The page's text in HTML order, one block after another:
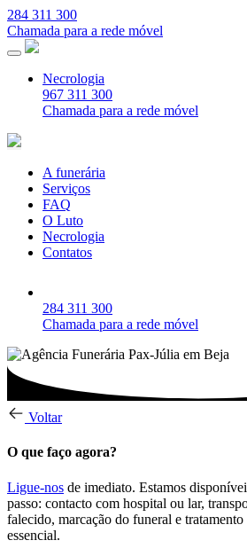
284 311 300
Chamada para a rede móvel
Necrologia
967 311 300
Chamada para a rede móvel
A funerária
Serviços
FAQ
O Luto
Necrologia
Contatos
284 311 300
Chamada para a rede móvel
Voltar
O que faço agora?
Ligue-nos de imediato. Estamos
passo: contacto com hospital ou lar,
falecido, marcação do funeral e
essencial.